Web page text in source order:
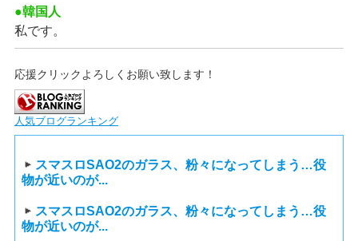
●韓国人
私です。
応援クリックよろしくお願い致します！
人気ブログランキング
スマスロSAO2のガラス、粉々になってしまう…役
物が近いのが...
スマスロSAO2のガラス、粉々になってしまう…役
物が近いのが...